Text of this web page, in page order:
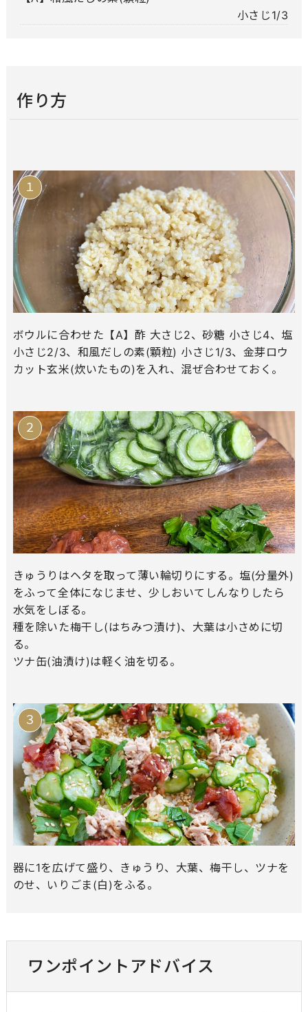
小さじ1/3
作り方
ボウルに合わせた【A】酢 大さじ2、砂糖 小さじ4、塩
小さじ2/3、和風だしの素(顆粒) 小さじ1/3、金芽ロウ
カット玄米(炊いたもの)を入れ、混ぜ合わせておく。
きゅうりはヘタを取って薄い輪切りにする。塩(分量外)
をふって全体になじませ、少しおいてしんなりしたら
水気をしぼる。
種を除いた梅干し(はちみつ漬け)、大葉は小さめに切
る。
ツナ缶(油漬け)は軽く油を切る。
器に1を広げて盛り、きゅうり、大葉、梅干し、ツナを
のせ、いりごま(白)をふる。
ワンポイントアドバイス